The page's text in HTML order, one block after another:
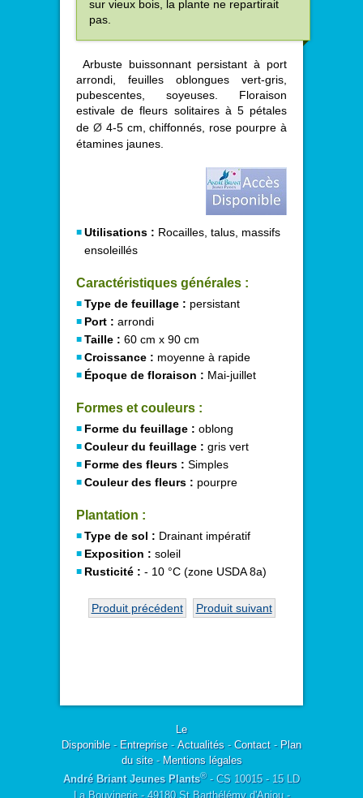
sur vieux bois, la plante ne repartirait
pas.
Arbuste buissonnant persistant à port
arrondi, feuilles oblongues vert-gris,
pubescentes, soyeuses. Floraison
estivale de fleurs solitaires à 5 pétales
de Ø 4-5 cm, chiffonnés, rose pourpre à
étamines jaunes.
Utilisations : Rocailles, talus, massifs
ensoleillés
Caractéristiques générales :
Type de feuillage : persistant
Port : arrondi
Taille : 60 cm x 90 cm
Croissance : moyenne à rapide
Époque de floraison : Mai-juillet
Formes et couleurs :
Forme du feuillage : oblong
Couleur du feuillage : gris vert
Forme des fleurs : Simples
Couleur des fleurs : pourpre
Plantation :
Type de sol : Drainant impératif
Exposition : soleil
Rusticité : - 10 °C (zone USDA 8a)
Produit précédent Produit suivant
Le
Disponible- Entreprise- Actualités - Contact- Plan
du site- Mentions légales
André Briant Jeunes Plants®- CS 10015 - 15 LD
La Bouvinerie - 49180 St Barthélémy d'Anjou -